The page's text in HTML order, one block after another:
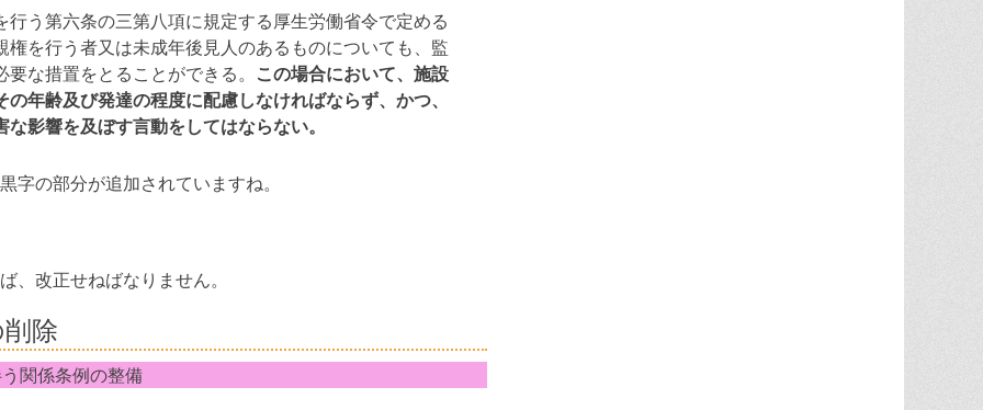
う第六条の三第八項に規定する厚生労働省令で定める
を行う者又は未成年後見人のあるものについても、監
な措置をとることができる。 この場合において、施設
年齢及び発達の程度に配慮しなければならず、かつ、
影響を及ぼす言動をしてはならない。
の部分が追加されていますね。
改正せねばなりません。
除
関係条例の整備